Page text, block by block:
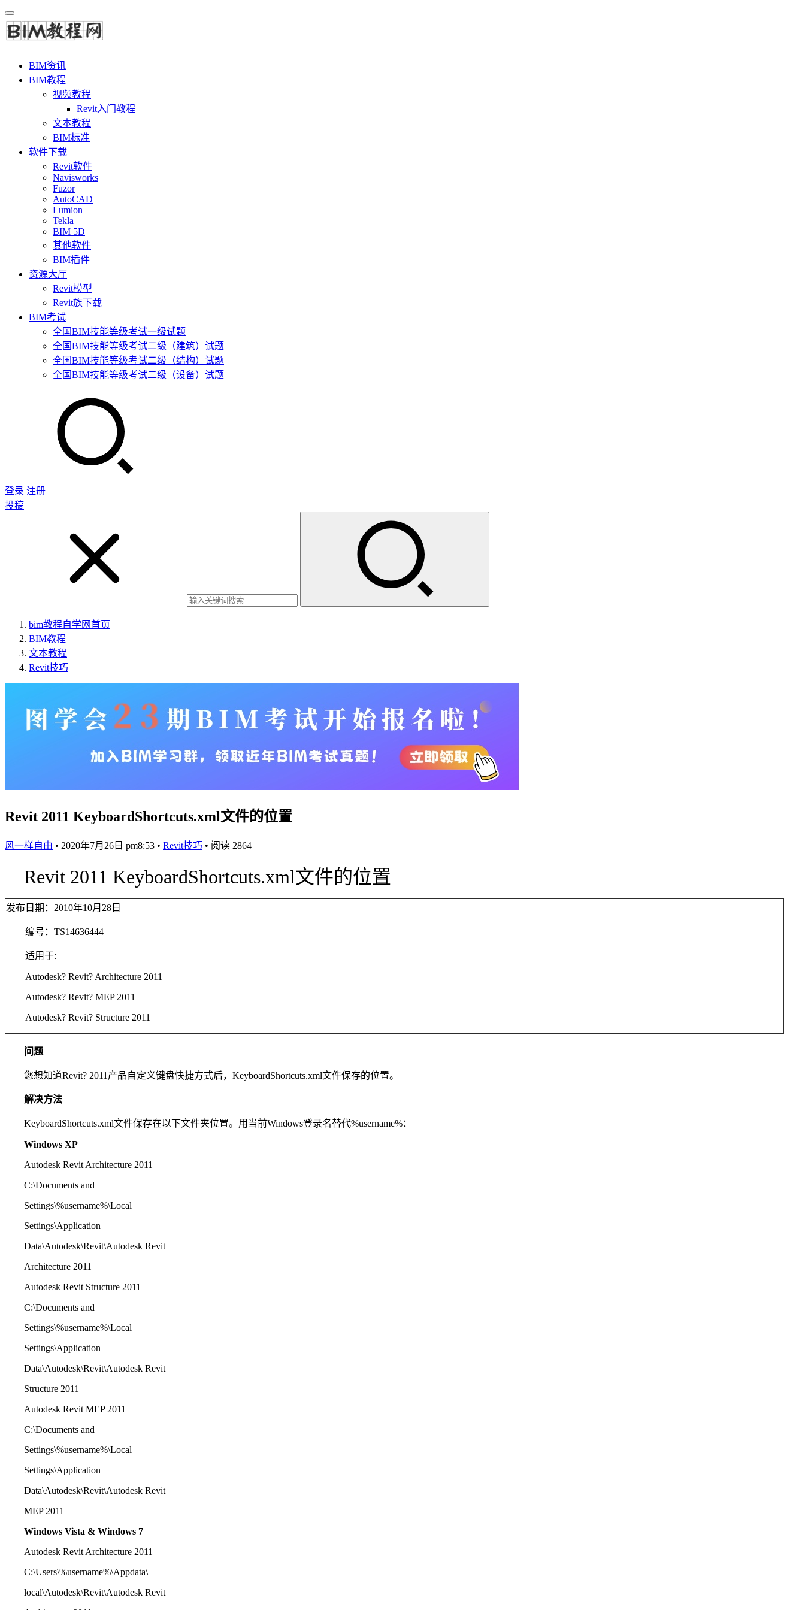
BIM资讯
BIM教程
视频教程
Revit入门教程
文本教程
BIM标准
软件下载
Revit软件
Navisworks
Fuzor
AutoCAD
Lumion
Tekla
BIM 5D
其他软件
BIM插件
资源大厅
Revit模型
Revit族下载
BIM考试
全国BIM技能等级考试一级试题
全国BIM技能等级考试二级（建筑）试题
全国BIM技能等级考试二级（结构）试题
全国BIM技能等级考试二级（设备）试题
登录 注册
投稿
bim教程自学网首页
BIM教程
文本教程
Revit技巧
Revit 2011 KeyboardShortcuts.xml文件的位置
风一样自由 • 2020年7月26日 pm8:53 • Revit技巧 • 阅读 2864
Revit 2011 KeyboardShortcuts.xml文件的位置
发布日期：2010年10月28日
编号：TS14636444
适用于:
Autodesk? Revit? Architecture 2011
Autodesk? Revit? MEP 2011
Autodesk? Revit? Structure 2011
问题
您想知道Revit? 2011产品自定义键盘快捷方式后，KeyboardShortcuts.xml文件保存的位置。
解决方法
KeyboardShortcuts.xml文件保存在以下文件夹位置。用当前Windows登录名替代%username%：
Windows XP
Autodesk Revit Architecture 2011
C:\Documents and
Settings\%username%\Local
Settings\Application
Data\Autodesk\Revit\Autodesk Revit
Architecture 2011
Autodesk Revit Structure 2011
C:\Documents and
Settings\%username%\Local
Settings\Application
Data\Autodesk\Revit\Autodesk Revit
Structure 2011
Autodesk Revit MEP 2011
C:\Documents and
Settings\%username%\Local
Settings\Application
Data\Autodesk\Revit\Autodesk Revit
MEP 2011
Windows Vista & Windows 7
Autodesk Revit Architecture 2011
C:\Users\%username%\Appdata\
local\Autodesk\Revit\Autodesk Revit